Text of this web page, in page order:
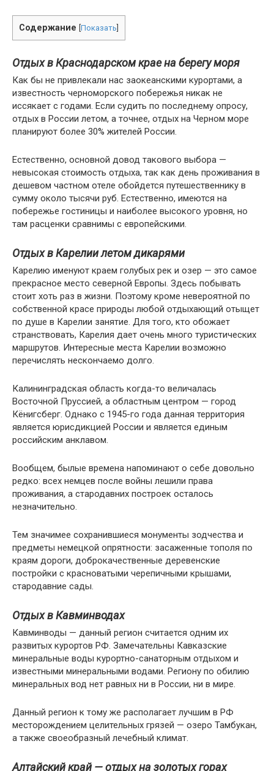
Содержание Показать
Отдых в Краснодарском крае на берегу моря
Как бы не привлекали нас заокеанскими курортами, а
известность черноморского побережья никак не
иссякает с годами. Если судить по последнему опросу,
отдых в России летом, а точнее, отдых на Черном море
планируют более 30% жителей России.
Естественно, основной довод такового выбора —
невысокая стоимость отдыха, так как день проживания в
дешевом частном отеле обойдется путешественнику в
сумму около тысячи руб. Естественно, имеются на
побережье гостиницы и наиболее высокого уровня, но
там расценки сравнимы с европейскими.
Отдых в Карелии летом дикарями
Карелию именуют краем голубых рек и озер — это самое
прекрасное место северной Европы. Здесь побывать
стоит хоть раз в жизни. Поэтому кроме невероятной по
собственной красе природы любой отдыхающий отыщет
по душе в Карелии занятие. Для того, кто обожает
странствовать, Карелия дает очень много туристических
маршрутов. Интересные места Карелии возможно
перечислять нескончаемо долго.
Калининградская область когда-то величалась
Восточной Пруссией, а областным центром — город
Кёнигсберг. Однако с 1945-го года данная территория
является юрисдикцией России и является единым
российским анклавом.
Вообщем, былые времена напоминают о себе довольно
редко: всех немцев после войны лешили права
проживания, а стародавних построек осталось
незначительно.
Тем значимее сохранившиеся монументы зодчества и
предметы немецкой опрятности: засаженные тополя по
краям дороги, доброкачественные деревенские
постройки с красноватыми черепичными крышами,
стародавние сады.
Отдых в Кавминводах
Кавминводы — данный регион считается одним их
развитых курортов РФ. Замечательны Кавказские
минеральные воды курортно-санаторным отдыхом и
известными минеральными водами. Региону по обилию
минеральных вод нет равных ни в России, ни в мире.
Данный регион к тому же располагает лучшим в РФ
месторождением целительных грязей — озеро Тамбукан,
а также своеобразный лечебный климат.
Алтайский край — отдых на золотых горах